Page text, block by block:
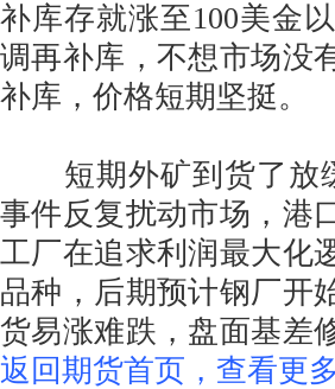
补库存就涨至100美金
调再补库，不想市场没
补库，价格短期坚挺。
短期外矿到货了放
事件反复扰动市场，港
工厂在追求利润最大化
品种，后期预计钢厂开
货易涨难跌，盘面基差
返回期货首页，查看更